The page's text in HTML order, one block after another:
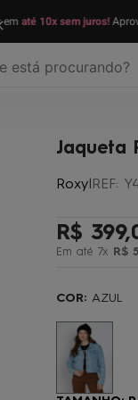
Parcele suas
Jaqueta
Roxy| REF:
R$ 399,
Em até 7x R$
COR: AZUL